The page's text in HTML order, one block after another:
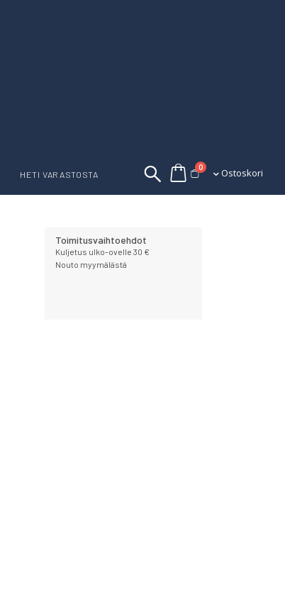
Ostoskori
0tuotettaOstoskori
HETI VARASTOSTA
Toimitusvaihtoehdot
Kuljetus ulko-ovelle 30 €
Nouto myymälästä